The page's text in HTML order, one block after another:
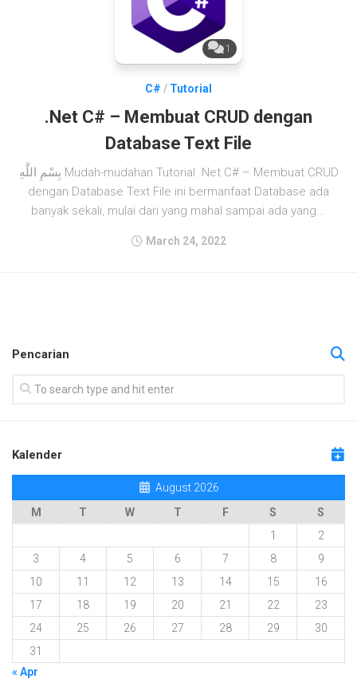
1
C# / Tutorial
.Net C# – Membuat CRUD dengan
Database Text File
بِسْمِ اللَّهِ Mudah-mudahan Tutorial .Net C# – Membuat CRUD
dengan Database Text File ini bermanfaat Database ada
banyak sekali, mulai dari yang mahal sampai ada yang...
March 24, 2022
Pencarian
Kalender
August 2026
M
T W T F S
S
1
2
3
4 5 6 7 8
9
10
11 12 13 14 15
16
17
18 19 20 21 22
23
24
25 26 27 28 29
30
31
« Apr